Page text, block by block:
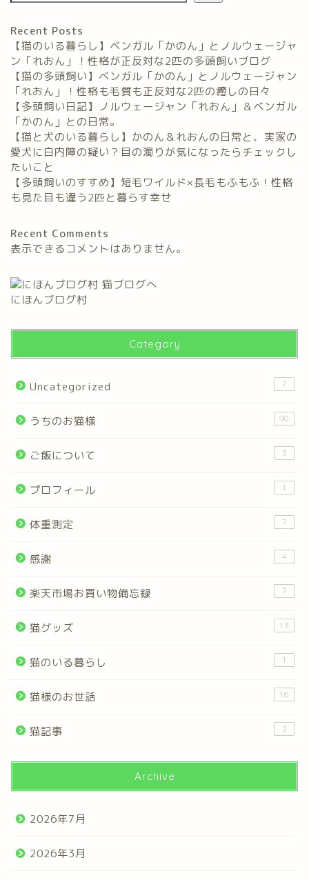
Recent Posts
【猫のいる暮らし】ベンガル「かのん」とノルウェージャ
ン「れおん」！性格が正反対な2匹の多頭飼いブログ
【猫の多頭飼い】ベンガル「かのん」とノルウェージャン
「れおん」！性格も毛質も正反対な2匹の癒しの日々
【多頭飼い日記】ノルウェージャン「れおん」＆ベンガル
「かのん」との日常。
【猫と犬のいる暮らし】かのん＆れおんの日常と、実家の
愛犬に白内障の疑い？目の濁りが気になったらチェックし
たいこと
【多頭飼いのすすめ】短毛ワイルド×長毛もふもふ！性格
も見た目も違う2匹と暮らす幸せ
Recent Comments
表示できるコメントはありません。
にほんブログ村
Category
Uncategorized 7
うちのお猫様 90
ご飯について 3
プロフィール 1
体重測定 7
感謝 4
楽天市場お買い物備忘録 7
猫グッズ 13
猫のいる暮らし 1
猫様のお世話 16
猫記事 2
Archive
2026年7月
2026年3月